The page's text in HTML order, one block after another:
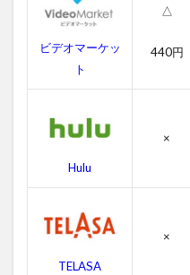
イッ
ト・
フォ
ズの
感想
4.2
イッ
フォ
ズの
キャ
ト・
ビデオマーケッ
ト
△
440円
Hulu
×
TELASA
×